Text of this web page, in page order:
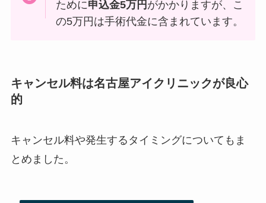
ために申込金5万円 がかかりますが、こ
の5万円は手術代金に含まれています。
キャンセル料は名古屋アイクリニックが良心
的
キャンセル料や発生するタイミングについてもま
とめました。